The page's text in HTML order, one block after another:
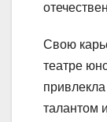
Свою
театре
талантом